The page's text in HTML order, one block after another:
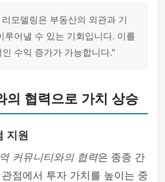
모델링은 부동산의 외관과 기
루어낼 수 있는 기회입니다. 이를
수익 증가가 가능합니다."
의 협력으로 가치 상승
지원
커뮤니티와의 협력은 종종 간
점에서 투자 가치를 높이는 중